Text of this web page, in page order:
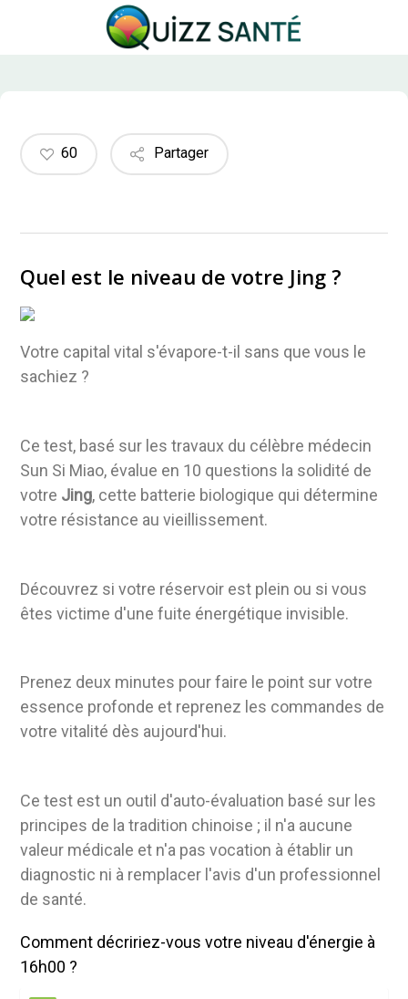
Partager
60
Quel est le niveau de votre Jing ?
Votre capital vital s'évapore-t-il sans que vous le
sachiez ?
Ce test, basé sur les travaux du célèbre médecin
Sun Si Miao, évalue en 10 questions la solidité de
votre Jing, cette batterie biologique qui détermine
votre résistance au vieillissement.
Découvrez si votre réservoir est plein ou si vous
êtes victime d'une fuite énergétique invisible.
Prenez deux minutes pour faire le point sur votre
essence profonde et reprenez les commandes de
votre vitalité dès aujourd'hui.
Ce test est un outil d'auto-évaluation basé sur les
principes de la tradition chinoise ; il n'a aucune
valeur médicale et n'a pas vocation à établir un
diagnostic ni à remplacer l'avis d'un professionnel
de santé.
Comment décririez-vous votre niveau d'énergie à
16h00 ?